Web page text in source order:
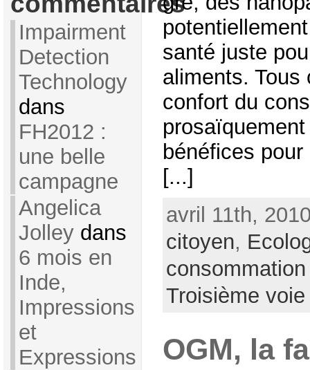
Impairment
Detection
Technology
dans
FH2012 :
une belle
campagne
Angelica
Jolleydans
6 mois en
Inde,
Impressions
et
Expressions
santé juste
aliments. Tous
confort du
bénéfices
[...]
avril 11th,
citoyen,
consommation
Troisième voie
OGM, la